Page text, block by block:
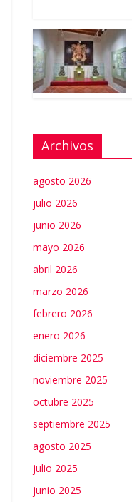
Archivos
agosto 2026
julio 2026
junio 2026
mayo 2026
abril 2026
marzo 2026
febrero 2026
enero 2026
diciembre 2025
noviembre 2025
octubre 2025
septiembre 2025
agosto 2025
julio 2025
junio 2025